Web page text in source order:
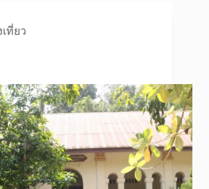
ที่ยว